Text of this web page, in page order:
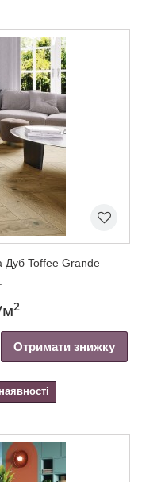
Дуб Toffee Grande
2
Отримати знижку